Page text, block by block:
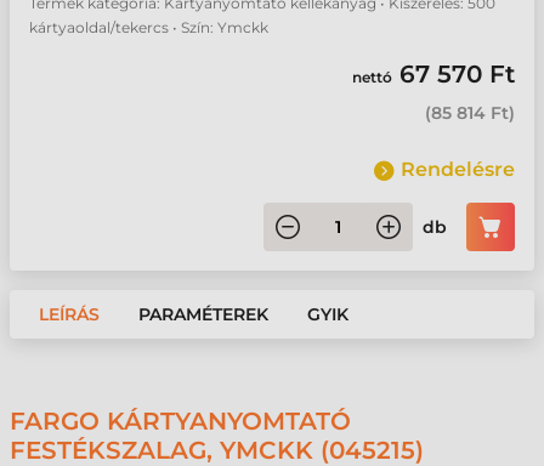
kártyaoldal/tekercs • Szín: Ymckk
nettó 67 570 Ft
(85 814 Ft)
Rendelésre
db
LEÍRÁS PARAMÉTEREK GYIK
FARGO KÁRTYANYOMTATÓ
FESTÉKSZALAG, YMCKK (045215)